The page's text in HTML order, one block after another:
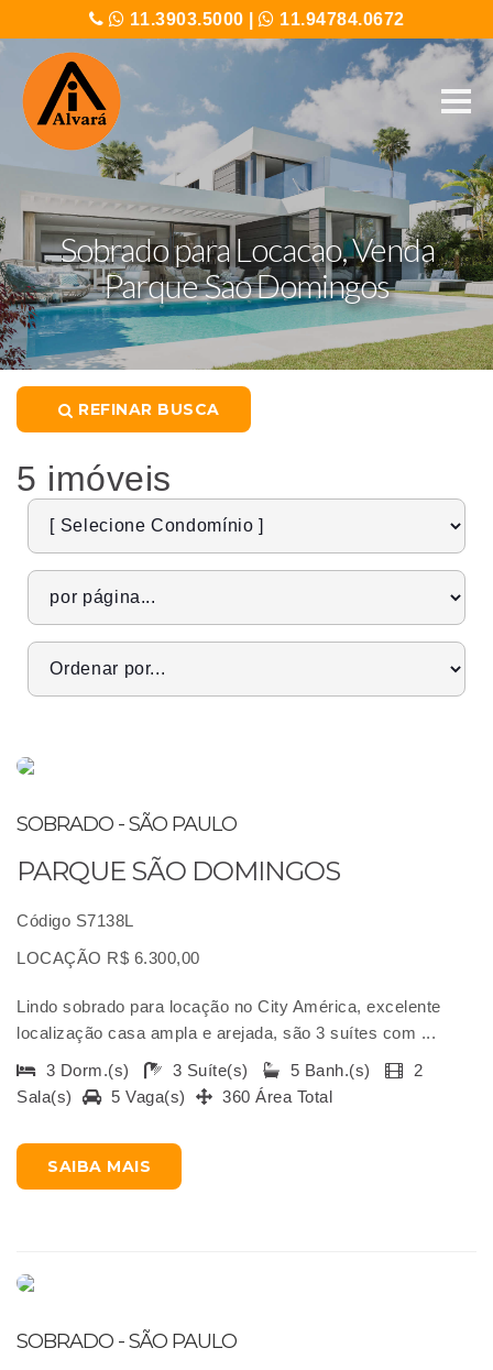
11.3903.5000 11.94784.0672
Sobrado para Locacao, Venda
Parque Sao Domingos
REFINAR BUSCA
5 imóveis
SOBRADO - SÃO PAULO
PARQUE SÃO DOMINGOS
Código S7138L
LOCAÇÃO R$ 6.300,00
Lindo sobrado para locação no City América, excelente
localização casa ampla e arejada, são 3 suítes com ...
3 Dorm.(s)
3 Suíte(s) 5 Banh.(s)
2
Sala(s)
5 Vaga(s) 360 Área Total
SAIBA MAIS
SOBRADO - SÃO PAULO